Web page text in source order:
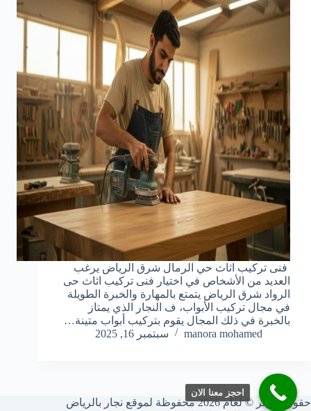
فنى تركيب اثاث حي الرمال شرق الرياض يرغب
العديد من الأشخاص في اختيار فنى تركيب اثاث حى
الرواد شرق الرياض يتمتع بالمهارة والخبرة الطويلة
في مجال تركيب الأبواب، ف النجار الذي يمتاز
بالخبرة في ذلك المجال يقوم بتركيب أبواب متينة…
manora mohamed
سبتمبر 16, 2025
حقوق النشر © لعام 2026 محفوظة لموقع نجار بالرياض
احجز معنا الان